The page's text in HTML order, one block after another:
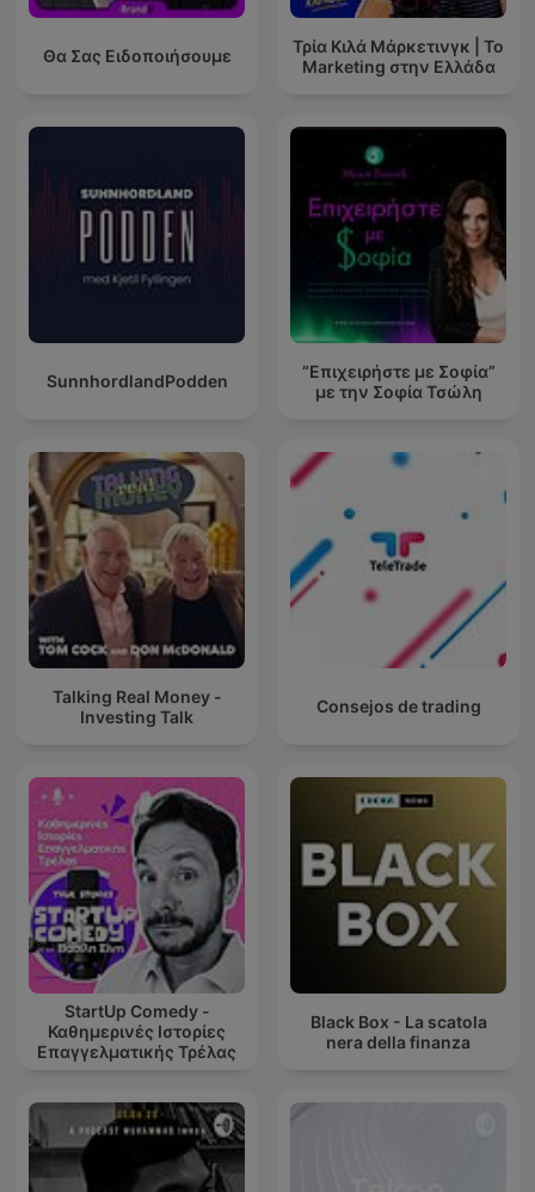
Θα Σας Ειδοποιήσουμε
Τρία Κιλά Μάρκετινγκ | Το
Marketing στην Ελλάδα
SunnhordlandPodden
“Επιχειρήστε με Σοφία”
με την Σοφία Τσώλη
Talking Real Money -
Investing Talk
Consejos de trading
StartUp Comedy -
Καθημερινές Ιστορίες
Επαγγελματικής Τρέλας
Black Box - La scatola
nera della finanza